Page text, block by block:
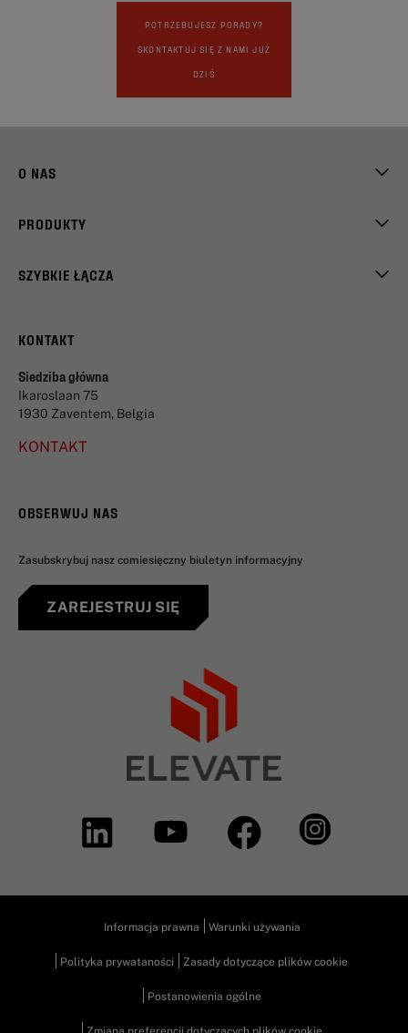
POTRZEBUJESZ PORADY?
SKONTAKTUJ SIĘ Z NAMI JUŻ
DZIŚ
O NAS
PRODUKTY
SZYBKIE ŁĄCZA
KONTAKT
Siedziba główna
Ikaroslaan 75
1930 Zaventem, Belgia
KONTAKT
OBSERWUJ NAS
Zasubskrybuj nasz comiesięczny biuletyn informacyjny
ZAREJESTRUJ SIĘ
Informacja prawna Warunki używania
Polityka prywataności Zasady dotyczące plików cookie
Postanowienia ogólne